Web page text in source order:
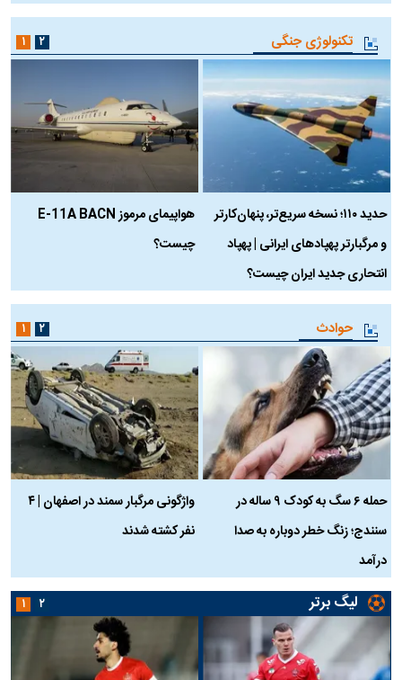
تکنولوژی جنگی
حدید ۱۱۰؛ نسخه سریع‌تر، پنهان‌کارتر
و مرگبارتر پهپادهای ایرانی | پهپاد
انتحاری جدید ایران چیست؟
هواپیمای مرموز E-11A BACN
چیست؟
۱ ۲
حوادث
حمله ۶ سگ به کودک ۹ ساله در
سنندج؛ زنگ خطر دوباره به صدا
درآمد
واژگونی مرگبار سمند در اصفهان | ۴
نفر کشته شدند
۱ ۲
لیگ برتر ۱ ۲